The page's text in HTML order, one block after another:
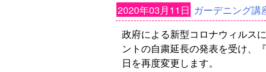
2020年03月11日 ガーデニング講
政府による新型コロナウィルス
ントの自粛延長の発表を受け、
日を再度変更します。